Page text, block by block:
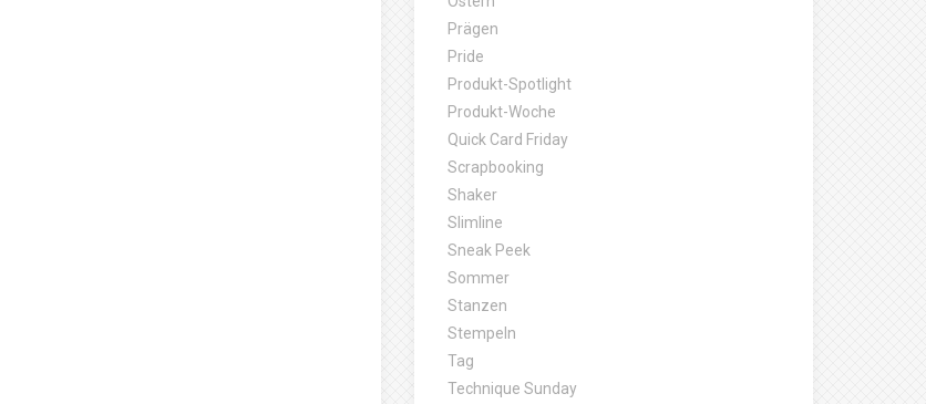
Prägen
Pride
Produkt-Spotlight
Produkt-Woche
Quick Card Friday
Scrapbooking
Shaker
Slimline
Sneak Peek
Sommer
Stanzen
Stempeln
Tag
Technique Sunday